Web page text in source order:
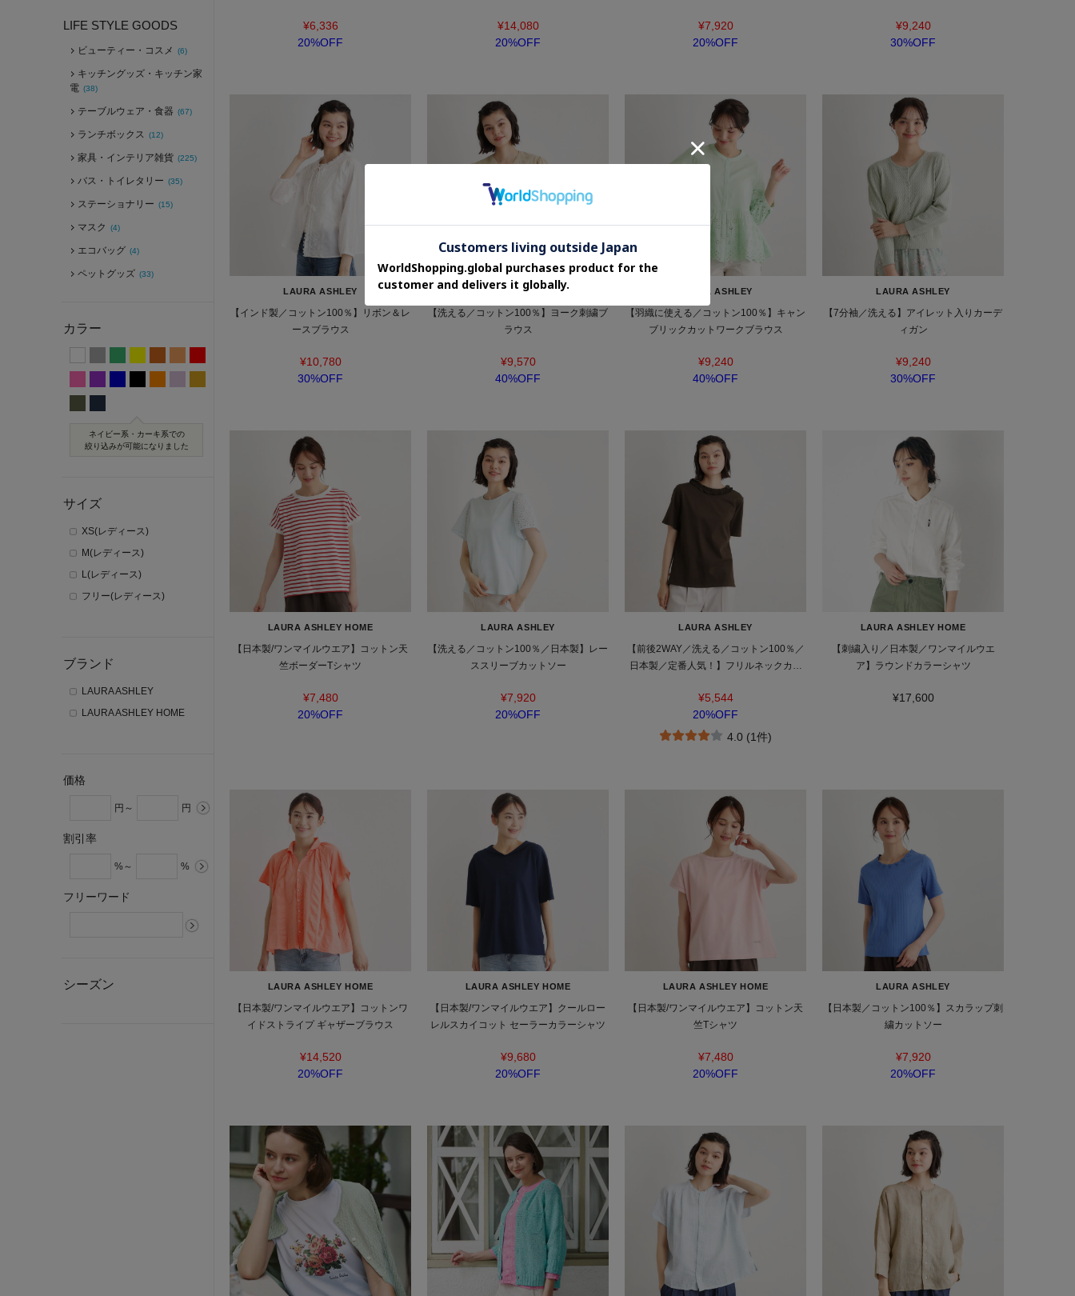
LIFE STYLE GOODS
ビューティー・コスメ (6)
キッチングッズ・キッチン家
電 (38)
テーブルウェア・食器 (67)
ランチボックス (12)
家具・インテリア雑貨 (225)
バス・トイレタリー (35)
ステーショナリー (15)
マスク (4)
エコバッグ (4)
ペットグッズ (33)
カラー
ネイビー系・カーキ系での
絞り込みが可能になりました
サイズ
XS(レディース)
M(レディース)
L(レディース)
フリー(レディース)
ブランド
LAURA ASHLEY
LAURA ASHLEY HOME
価格
円～ 円
割引率
%～ %
フリーワード
シーズン
¥6,336
20%OFF
¥14,080
20%OFF
¥7,920
20%OFF
¥9,240
30%OFF
LAURA ASHLEY
【インド製／コットン100％】リボン＆レ
ースブラウス
¥10,780
30%OFF
LAURA ASHLEY
【洗える／コットン100％】ヨーク刺繍ブ
ラウス
¥9,570
40%OFF
LAURA ASHLEY
【羽織に使える／コットン100％】キャン
ブリックカットワークブラウス
¥9,240
40%OFF
LAURA ASHLEY
【7分袖／洗える】アイレット入りカーデ
ィガン
¥9,240
30%OFF
LAURA ASHLEY HOME
【日本製/ワンマイルウエア】コットン天
竺ボーダーTシャツ
¥7,480
20%OFF
LAURA ASHLEY
【洗える／コットン100％／日本製】レー
ススリーブカットソー
¥7,920
20%OFF
LAURA ASHLEY
【前後2WAY／洗える／コットン100％／
日本製／定番人気！】フリルネックカッ
¥5,544
20%OFF
4.0 (1件)
LAURA ASHLEY HOME
【刺繍入り／日本製／ワンマイルウエ
ア】ラウンドカラーシャツ
¥17,600
LAURA ASHLEY HOME
【日本製/ワンマイルウエア】コットンワ
イドストライプ ギャザーブラウス
¥14,520
20%OFF
LAURA ASHLEY HOME
【日本製/ワンマイルウエア】クールロー
レルスカイコット セーラーカラーシャツ
¥9,680
20%OFF
LAURA ASHLEY HOME
【日本製/ワンマイルウエア】コットン天
竺Tシャツ
¥7,480
20%OFF
LAURA ASHLEY
【日本製／コットン100％】スカラップ刺
繍カットソー
¥7,920
20%OFF